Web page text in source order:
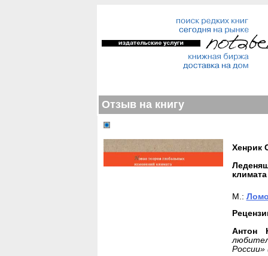
Отзыв на книгу
Хенрик
климата
М.:
Антон